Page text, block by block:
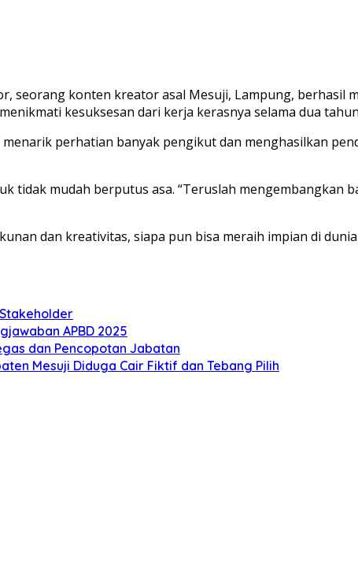
seorang konten kreator asal Mesuji, Lampung, berhasil
kesuksesan dari kerja kerasnya selama dua
perhatian banyak pengikut dan menghasilkan
tidak mudah berputus asa. “Teruslah mengembangkan
dan kreativitas, siapa pun bisa meraih impian di
APBD 2025
dan Pencopotan Jabatan
Mesuji Diduga Cair Fiktif dan Tebang Pilih